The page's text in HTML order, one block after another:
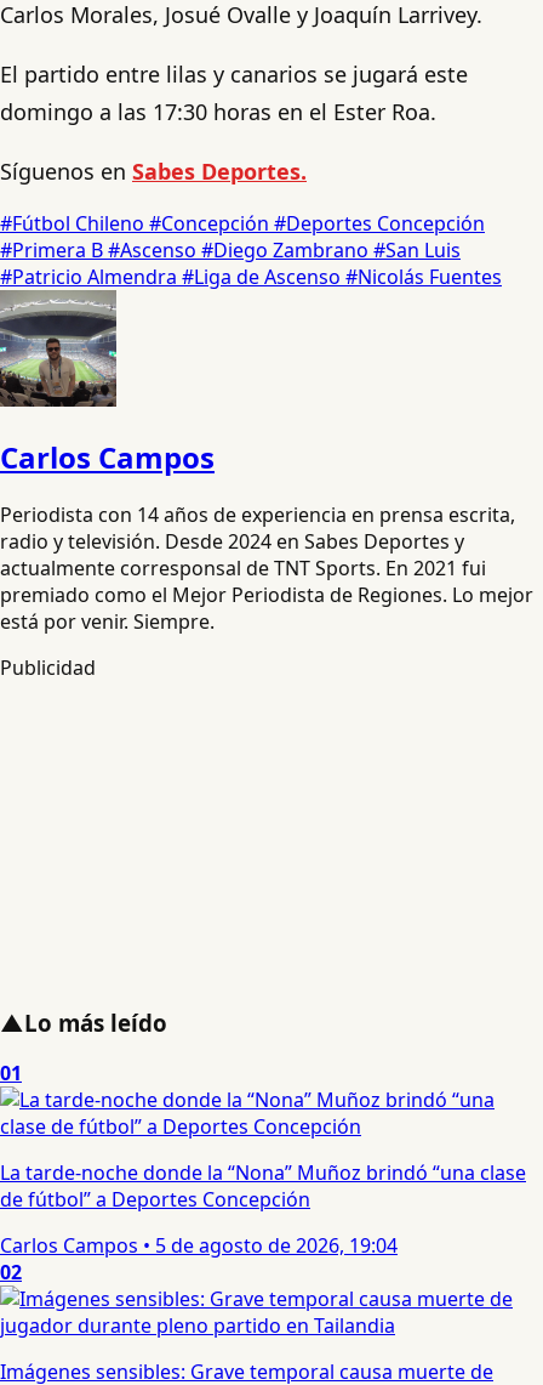
Carlos Morales, Josué Ovalle y Joaquín Larrivey.
El partido entre lilas y canarios se jugará este
domingo a las 17:30 horas en el Ester Roa.
Síguenos en Sabes Deportes.
#Fútbol Chileno #Concepción #Deportes Concepción
#Primera B#Ascenso #Diego Zambrano #San Luis
#Patricio Almendra #Liga de Ascenso #Nicolás Fuentes
Carlos Campos
Periodista con 14 años de experiencia en prensa escrita,
radio y televisión. Desde 2024 en Sabes Deportes y
actualmente corresponsal de TNT Sports. En 2021 fui
premiado como el Mejor Periodista de Regiones. Lo mejor
está por venir. Siempre.
Publicidad
▲Lo más leído
01
La tarde-noche donde la “Nona” Muñoz brindó “una clase
de fútbol” a Deportes Concepción
Carlos Campos • 5 de agosto de 2026, 19:04
02
Imágenes sensibles: Grave temporal causa muerte de